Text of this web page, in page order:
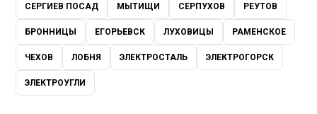
СЕРГИЕВ ПОСАД МЫТИЩИ СЕРПУХОВ РЕУТОВ
БРОННИЦЫ ЕГОРЬЕВСК ЛУХОВИЦЫ РАМЕНСКОЕ
ЧЕХОВ ЛОБНЯ ЭЛЕКТРОСТАЛЬ ЭЛЕКТРОГОРСК
ЭЛЕКТРОУГЛИ